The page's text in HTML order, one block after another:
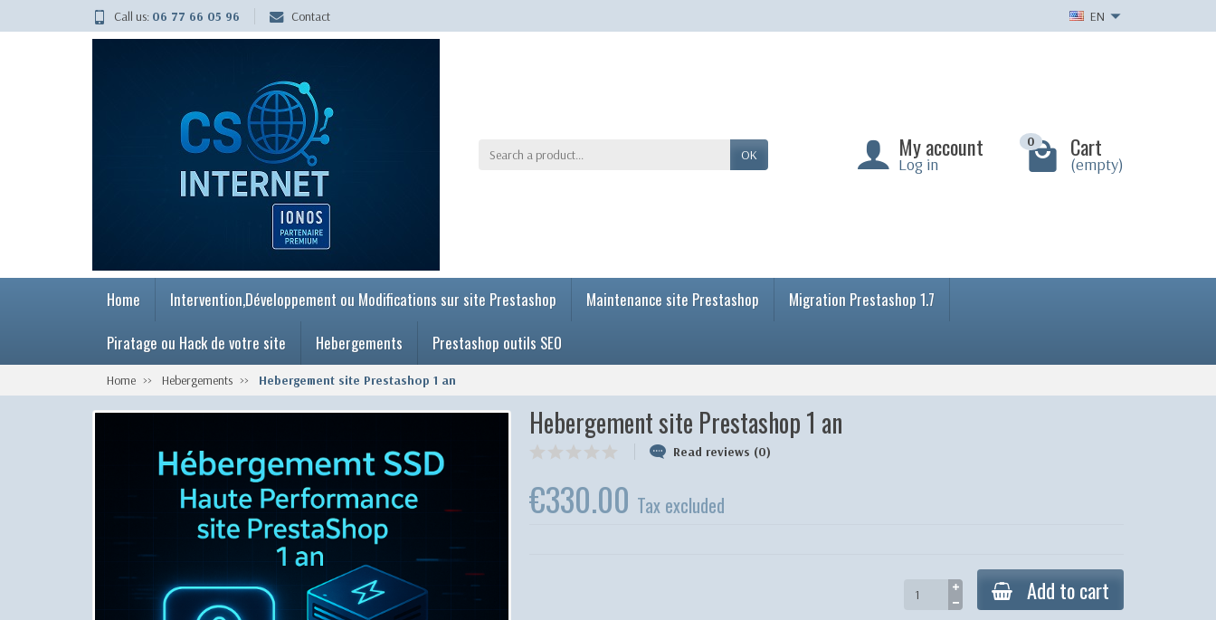
Call us: 06 77 66 05 96 Contact EN
OK My account
Log in
0 Cart
(empty)
Home Intervention,Développement ou Modifications sur site Prestashop Maintenance site Prestashop
Migration Prestashop 1.7
Piratage ou Hack de votre site
Hebergements Prestashop outils SEO
Home Hebergements Hebergement site Prestashop 1 an
Hebergement site Prestashop 1 an
Read reviews (0)
€330.00 Tax excluded
Add to cart